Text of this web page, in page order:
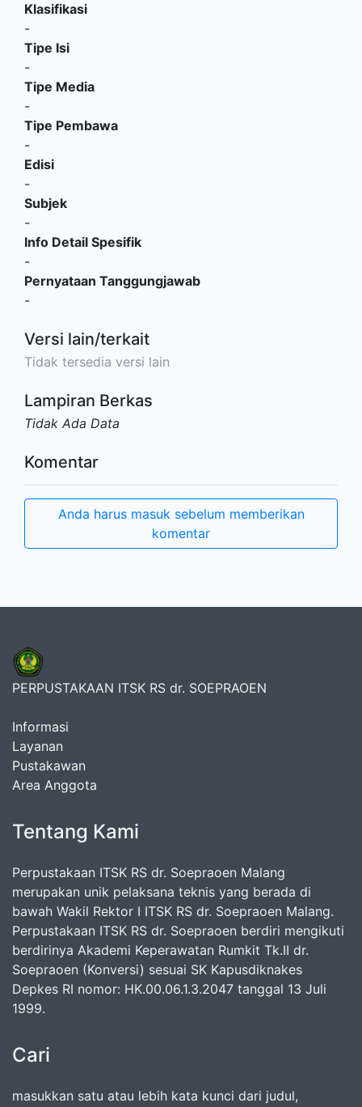
Klasifikasi
-
Tipe Isi
-
Tipe Media
-
Tipe Pembawa
-
Edisi
-
Subjek
-
Info Detail Spesifik
-
Pernyataan Tanggungjawab
-
Versi lain/terkait
Tidak tersedia versi lain
Lampiran Berkas
Tidak Ada Data
Komentar
Anda harus masuk sebelum memberikan
komentar
PERPUSTAKAAN ITSK RS dr. SOEPRAOEN
Informasi
Layanan
Pustakawan
Area Anggota
Tentang Kami
Perpustakaan ITSK RS dr. Soepraoen Malang
merupakan unik pelaksana teknis yang berada di
bawah Wakil Rektor I ITSK RS dr. Soepraoen Malang.
Perpustakaan ITSK RS dr. Soepraoen berdiri mengikuti
berdirinya Akademi Keperawatan Rumkit Tk.II dr.
Soepraoen (Konversi) sesuai SK Kapusdiknakes
Depkes RI nomor: HK.00.06.1.3.2047 tanggal 13 Juli
1999.
Cari
masukkan satu atau lebih kata kunci dari judul,